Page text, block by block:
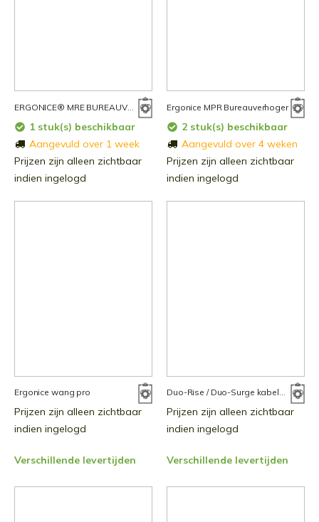
ERGONICE® MRE BUREAUVERHOGER
1 stuk(s) beschikbaar
Aangevuld over 1 week
Prijzen zijn alleen zichtbaar
indien ingelogd
Ergonice MPR Bureauverhoger
2 stuk(s) beschikbaar
Aangevuld over 4 weken
Prijzen zijn alleen zichtbaar
indien ingelogd
Ergonice wang pro
Prijzen zijn alleen zichtbaar
indien ingelogd
Verschillende levertijden
Duo-Rise / Duo-Surge kabelmanagement
Prijzen zijn alleen zichtbaar
indien ingelogd
Verschillende levertijden